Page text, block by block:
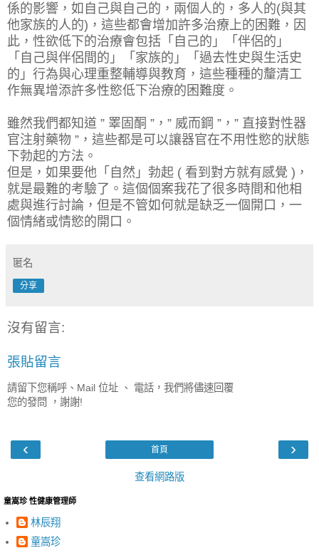
係的影響，如自己與自己的，兩個人的，多人的(與其
他家族的人的)，這些都會增加許多治療上的困難，因
此，性欲低下的治療會包括「自己的」「伴侶的」
「自己與伴侶間的」「家族的」「過去性史與生活史
的」行為與心理重整輔導與教育，這些種種的釐清工
作無異增添許多性慾低下治療的困難度。
雖然我們都知道 ” 睪固酮 ”，” 威而鋼 ”，” 直接對性器
官注射藥物 ”，這些都是可以讓器官在不用性慾的狀態
下勃起的方法。
但是，如果要他「自然」勃起 ( 看到對方就有感覺 )，
就是最難的考驗了。這個個案我花了很多時間和他相
處與進行討論，但是不管如何就是缺乏一個開口，一
個情緒或情慾的開口。
匿名
分享
沒有留言:
張貼留言
請留下您稱呼、Mail 位址 、 電話，我們將儘速回覆
您的發問 ，謝謝!
‹ ›
首頁
查看網路版
童嵩珍 性健康管理師
林辰翔
童嵩珍